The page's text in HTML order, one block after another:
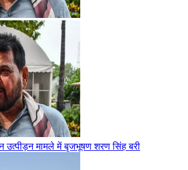
उत्पीड़न मामले में बृजभूषण शरण सिंह बरी